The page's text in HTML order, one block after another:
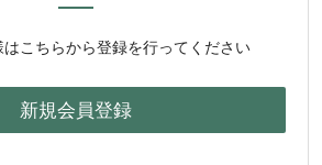
こちらから登録を行ってください